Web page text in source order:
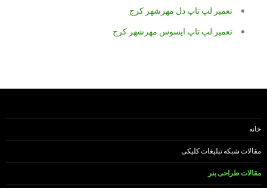
تعمیر لپ تاپ دل مهرشهر کرج
تعمیر لپ تاپ ایسوس مهرشهر کرج
خانه
مقالات شبکه تبلیغات کلیکی
مقالات طراحی بنر